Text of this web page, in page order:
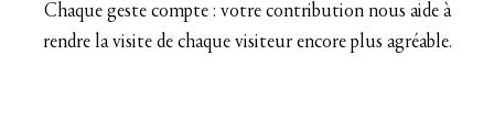
Chaque geste compte : votre contribution nous aide à
rendre la visite de chaque visiteur encore plus agréable.